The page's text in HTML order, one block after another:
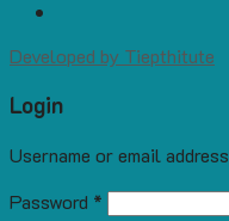
Developed by Tiepthitute
Login
Username or email address
Password *